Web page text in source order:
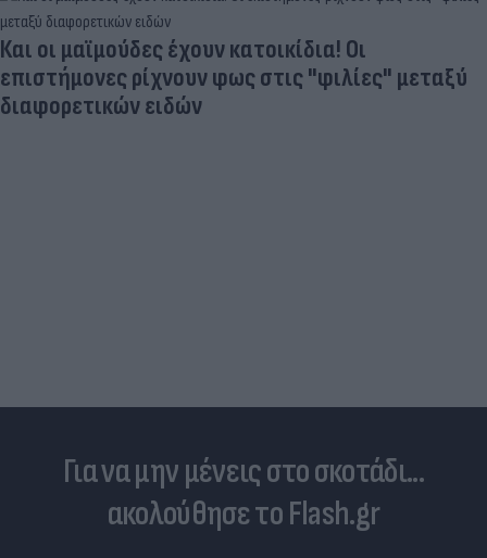
Και οι μαϊμούδες έχουν κατοικίδια! Οι
επιστήμονες ρίχνουν φως στις "φιλίες" μεταξύ
διαφορετικών ειδών
Για να μην μένεις στο σκοτάδι...
ακολούθησε το Flash.gr